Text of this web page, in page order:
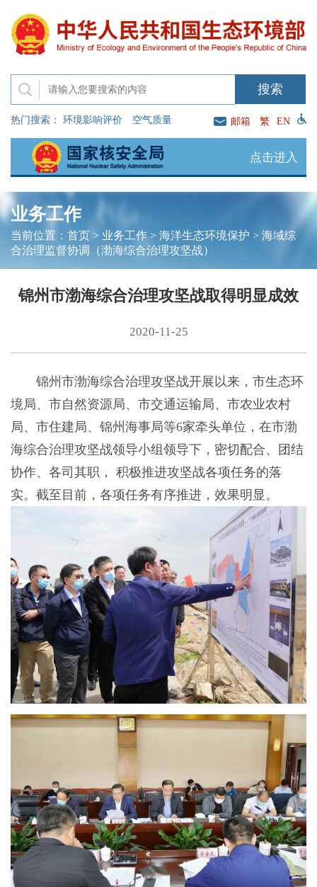
热门搜索： 环境影响评价 空气质量 邮箱 繁 EN
点击进入
业务工作
当前位置： 首页> 业务工作> 海洋生态环境保护 > 海域综
合治理监督协调（渤海综合治理攻坚战）
锦州市渤海综合治理攻坚战取得明显成效
2020-11-25
锦州市渤海综合治理攻坚战开展以来，市生态环
境局、市自然资源局、市交通运输局、市农业农村
局、市住建局、锦州海事局等6家牵头单位，在市渤
海综合治理攻坚战领导小组领导下，密切配合、团结
协作、各司其职， 积极推进攻坚战各项任务的落
实。截至目前，各项任务有序推进，效果明显。